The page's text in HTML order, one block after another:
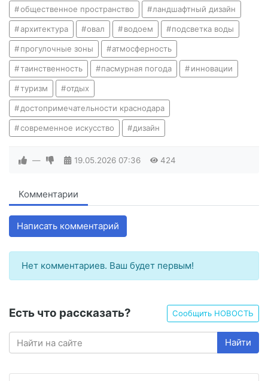
общественное пространство ландшафтный дизайн
архитектура овал водоем подсветка воды
прогулочные зоны атмосферность
таинственность пасмурная погода инновации
туризм отдых
достопримечательности краснодара
современное искусство дизайн
— 19.05.2026 07:36 424
Комментарии
Написать комментарий
Нет комментариев. Ваш будет первым!
Есть что рассказать? Сообщить НОВОСТЬ
Найти